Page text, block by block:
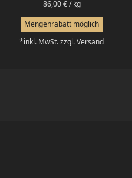
86,00 € / kg
Mengenrabatt möglich
*inkl. MwSt. zzgl. Versand